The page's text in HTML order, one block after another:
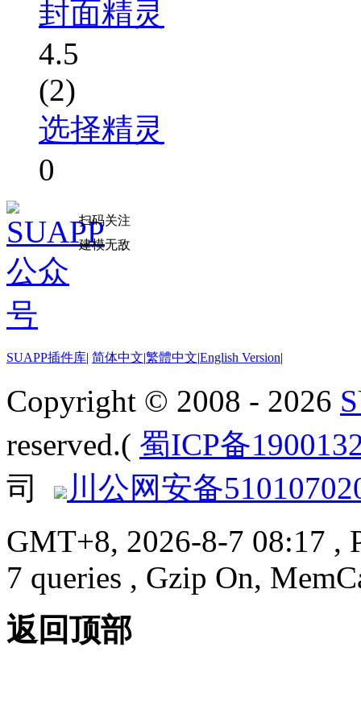
封面精灵
4.5
(2)
选择精灵
0
扫码关注
建模无敌
SUAPP插件库| 简体中文|繁體中文|English Version|
Copyright © 2008 - 2026
reserved.( 蜀ICP备
司
川公网安备
GMT+8, 2026-8-7 08:17 ,
7 queries , Gzip On,
返回顶部